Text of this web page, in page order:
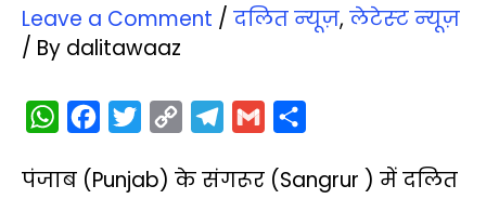
Leave a Comment / दलित न्‍यूज़, लेटेस्‍ट न्‍यूज़
/ By dalitawaaz
W
a
c
i
p
l
a
a
पंजाब (Punjab) के संगरूर (Sangrur ) में दलित